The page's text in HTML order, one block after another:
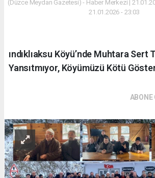
(Düzce Meydan Gazetesi) - Haber Merkezi |
21.01.2026 - 23:03
ındıklıaksu Köyü’nde Muhtara Sert
Yansıtmıyor, Köyümüzü Kötü
ABONE